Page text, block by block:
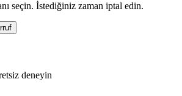
seçin. İstediğiniz zaman iptal edin.
deneyin